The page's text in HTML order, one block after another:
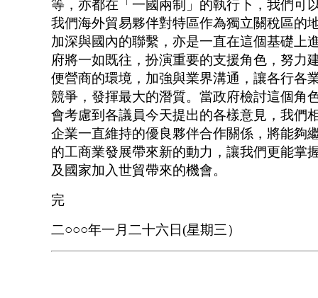
等，亦都在「一國兩制」的執行下，我們可
我們海外貿易夥伴對特區作為獨立關稅區的
加深與國內的聯繫，亦是一直在這個基礎上
府將一如既往，扮演重要的支援角色，努力
便營商的環境，加強與業界溝通，讓各行各
競爭，發揮最大的潛質。當政府檢討這個角
會考慮到各議員今天提出的各樣意見，我們
企業一直維持的優良夥伴合作關係，將能夠
的工商業發展帶來新的動力，讓我們更能掌
及國家加入世貿帶來的機會。
完
二○○○年一月二十六日(星期三）